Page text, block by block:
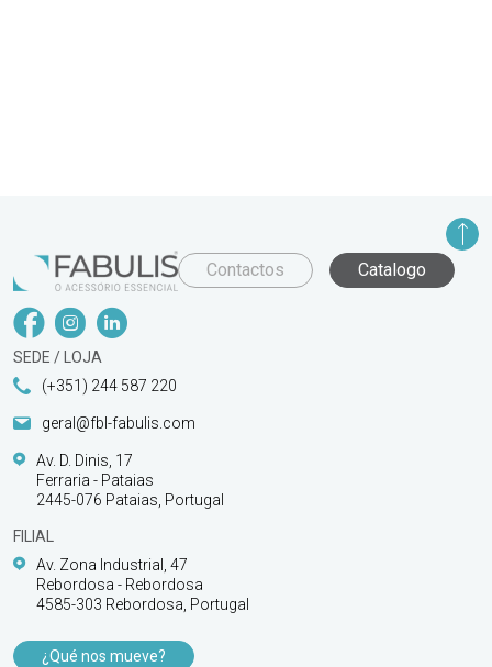
Contactos Catalogo
SEDE / LOJA
(+351) 244 587 220
geral@fbl-fabulis.com
Av. D. Dinis, 17
Ferraria - Pataias
2445-076 Pataias, Portugal
FILIAL
Av. Zona Industrial, 47
Rebordosa - Rebordosa
4585-303 Rebordosa, Portugal
¿Qué nos mueve?